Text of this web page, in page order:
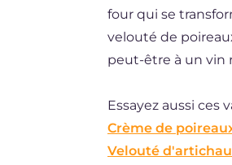
four qui se
velouté de
peut-être à un vin
Essayez aussi ces
Crème de
Velouté